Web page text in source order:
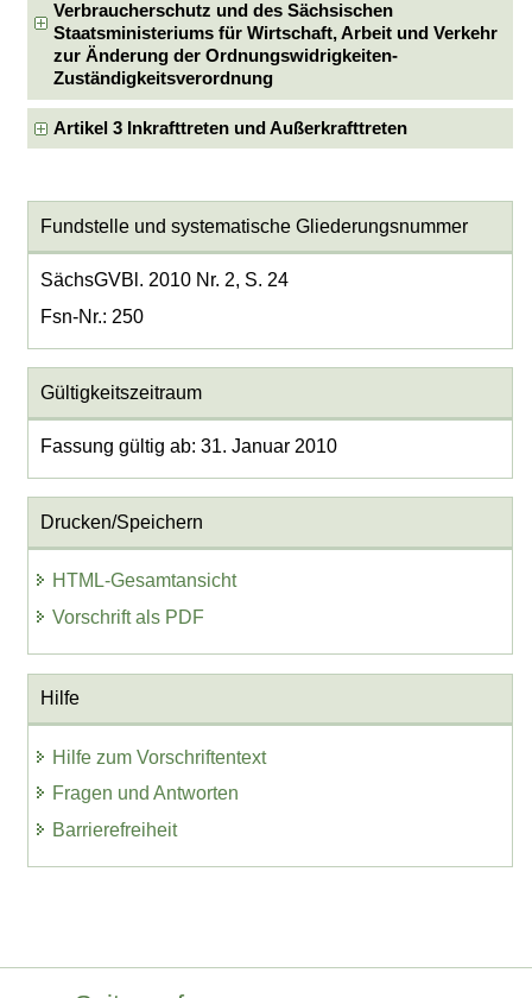
Verbraucherschutz und des Sächsischen
Staatsministeriums für Wirtschaft, Arbeit und Verkehr
zur Änderung der Ordnungswidrigkeiten-
Zuständigkeitsverordnung
Artikel 3 Inkrafttreten und Außerkrafttreten
Fundstelle und systematische Gliederungsnummer
SächsGVBl. 2010 Nr. 2, S. 24
Fsn-Nr.: 250
Gültigkeitszeitraum
Fassung gültig ab: 31. Januar 2010
Drucken/Speichern
HTML-Gesamtansicht
Vorschrift als PDF
Hilfe
Hilfe zum Vorschriftentext
Fragen und Antworten
Barrierefreiheit